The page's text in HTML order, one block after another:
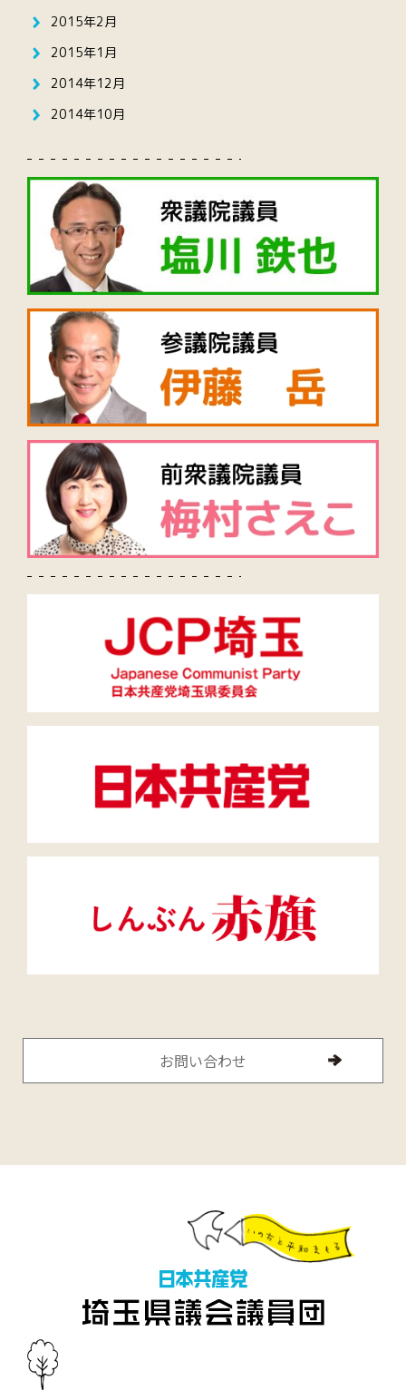
2015年2月
2015年1月
2014年12月
2014年10月
お問い合わせ